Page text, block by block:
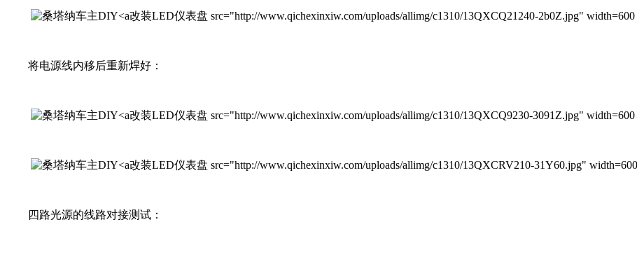
改装LED仪表盘 src="http://www.qichexinxiw.com/uploads/allimg/c1310/13QXCQ21240-2b0Z.jpg" width=600
将电源线内移后重新焊好：
改装LED仪表盘 src="http://www.qichexinxiw.com/uploads/allimg/c1310/13QXCQ9230-3091Z.jpg" width=600
改装LED仪表盘 src="http://www.qichexinxiw.com/uploads/allimg/c1310/13QXCRV210-31Y60.jpg"
四路光源的线路对接测试：